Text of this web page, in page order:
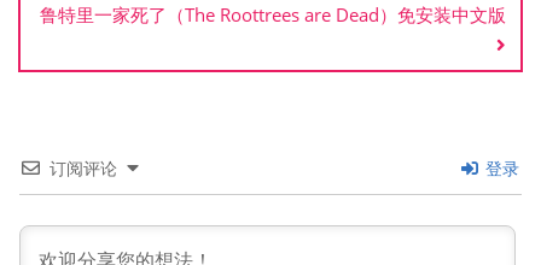
鲁特里一家死了（The Roottrees are Dead）免安装中文版
订阅评论 登录